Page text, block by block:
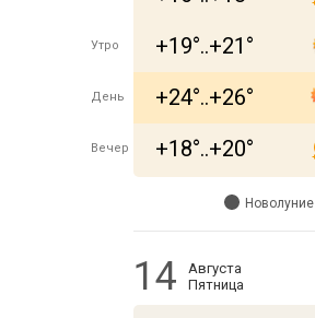
Утро +19°..+21°
День +24°..+26°
Вечер +18°..+20°
Новолуние
14
Августа
Пятница